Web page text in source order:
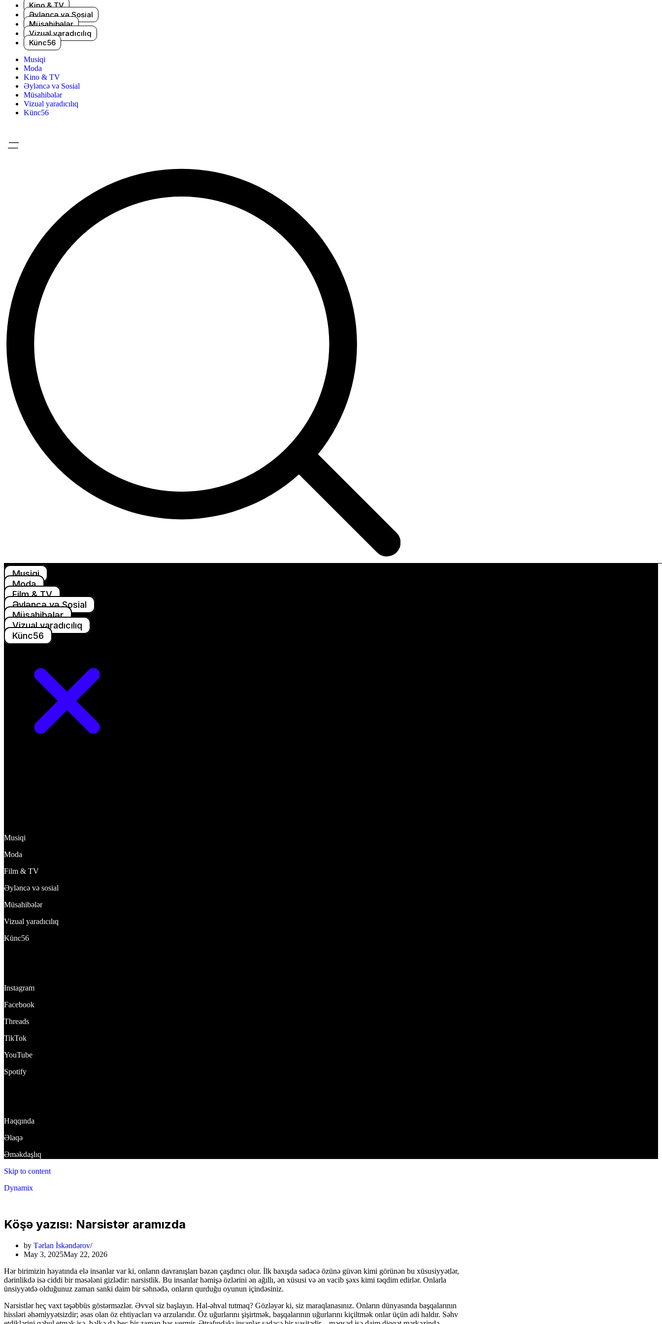
Musiqi
Moda
Film & TV
Əyləncə və sosial
Müsahibələr
Vizual yaradıcılıq
Künc56
Instagram
Facebook
Threads
TikTok
YouTube
Spotify
Haqqında
Əlaqə
Əməkdaşlıq
Skip to content
Dynamix
Kino & TV
Əyləncə və Sosial
Müsahibələr
Vizual yaradıcılıq
Künc56
Musiqi
Moda
Kino & TV
Əyləncə və Sosial
Müsahibələr
Vizual yaradıcılıq
Künc56
=
Musiqi
Moda
Film & TV
Əyləncə və Sosial
Müsahibələr
Vizual yaradıcılıq
Künc56
Köşə yazısı: Narsistər aramızda
by Tərlan İskəndərov
May 3, 2025May 22, 2026
Hər birimizin həyatında elə insanlar var ki, onların davranışları bəzən çaşdırıcı olur. İlk baxışda sadəcə özünə güvən kimi görünən bu xüsusiyyətlər,
dərinlikdə isə ciddi bir məsələni gizlədir: narsistlik. Bu insanlar həmişə özlərini ən ağıllı, ən xüsusi və ən vacib şəxs kimi təqdim edirlər. Onlarla
ünsiyyətdə olduğunuz zaman sanki daim bir səhnədə, onların qurduğu oyunun içindəsiniz.
Narsistlər heç vaxt təşəbbüs göstərməzlər. Əvvəl siz başlayın. Hal-əhval tutmaq? Gözləyər ki, siz maraqlanasınız. Onların dünyasında başqalarının
hissləri əhəmiyyətsizdir; əsas olan öz ehtiyacları və arzularıdır. Öz uğurlarını şişirtmək, başqalarının uğurlarını kiçiltmək onlar üçün adi haldır. Səhv